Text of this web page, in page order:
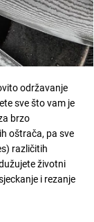
održavanje
sve što vam je
brzo
oštrača, pa sve
različitih
životni
i rezanje